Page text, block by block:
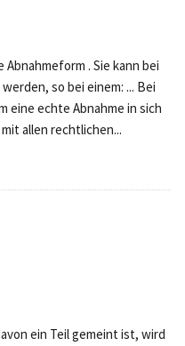
. Sie kann bei
so bei einem: ... Bei
eine echte Abnahme in sich
allen rechtlichen...
ein Teil gemeint ist, wird